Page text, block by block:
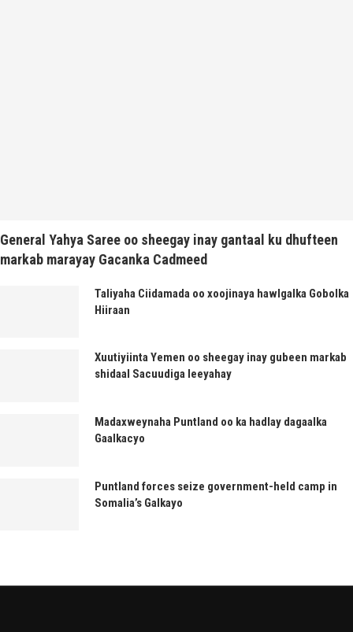
General Yahya Saree oo sheegay inay gantaal ku dhufteen
markab marayay Gacanka Cadmeed
Taliyaha Ciidamada oo xoojinaya hawlgalka Gobolka
Hiiraan
Xuutiyiinta Yemen oo sheegay inay gubeen markab
shidaal Sacuudiga leeyahay
Madaxweynaha Puntland oo ka hadlay dagaalka
Gaalkacyo
Puntland forces seize government-held camp in
Somalia’s Galkayo